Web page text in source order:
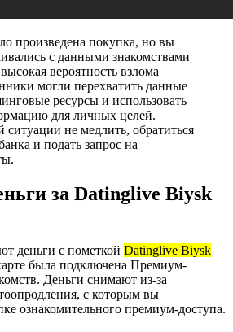
произведена покупка, но вы
с данными знакомствами
вероятность взлома
могли перехватить данные
ресурсы и использовать
для личных целей.
ситуации не медлить, обратиться
и подать запрос на
за Datinglive Biysk
деньги с пометкой Datinglive Biysk
была подключена Премиум-
Деньги снимают из-за
с которым вы
ознакомительного премиум-доступа.